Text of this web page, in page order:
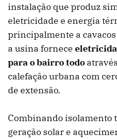
instalação que produz
eletricidade e energia
principalmente a
a usina fornece
para o bairro todo
calefação urbana com
de extensão.
Combinando isolamento
geração solar e